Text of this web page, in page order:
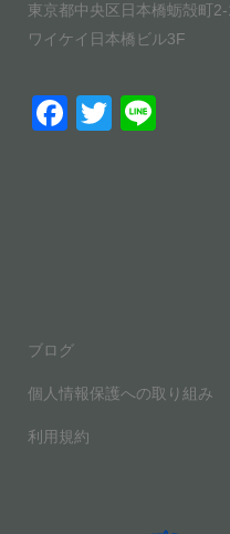
東京都中央区日本橋蛎殻町
ワイケイ日本橋ビル3F
F
k
T
ブログ
個人情報保護への取り組み
利用規約